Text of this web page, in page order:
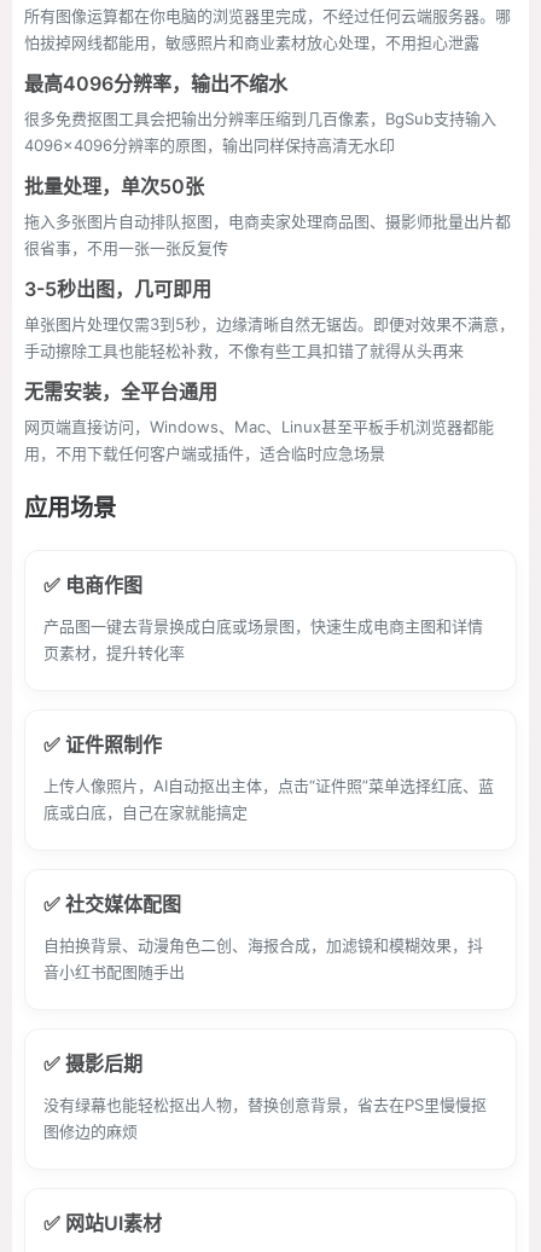
所有图像运算都在你电脑的浏览器里完成，不经过任何云端服务器。哪
怕拔掉网线都能用，敏感照片和商业素材放心处理，不用担心泄露
最高4096分辨率，输出不缩水
很多免费抠图工具会把输出分辨率压缩到几百像素，BgSub支持输入
4096×4096分辨率的原图，输出同样保持高清无水印
批量处理，单次50张
拖入多张图片自动排队抠图，电商卖家处理商品图、摄影师批量出片都
很省事，不用一张一张反复传
3-5秒出图，几可即用
单张图片处理仅需3到5秒，边缘清晰自然无锯齿。即便对效果不满意，
手动擦除工具也能轻松补救，不像有些工具扣错了就得从头再来
无需安装，全平台通用
网页端直接访问，Windows、Mac、Linux甚至平板手机浏览器都能
用，不用下载任何客户端或插件，适合临时应急场景
应用场景
✅ 电商作图
产品图一键去背景换成白底或场景图，快速生成电商主图和详情
页素材，提升转化率
✅ 证件照制作
上传人像照片，AI自动抠出主体，点击“证件照”菜单选择红底、蓝
底或白底，自己在家就能搞定
✅ 社交媒体配图
自拍换背景、动漫角色二创、海报合成，加滤镜和模糊效果，抖
音小红书配图随手出
✅ 摄影后期
没有绿幕也能轻松抠出人物，替换创意背景，省去在PS里慢慢抠
图修边的麻烦
✅ 网站UI素材